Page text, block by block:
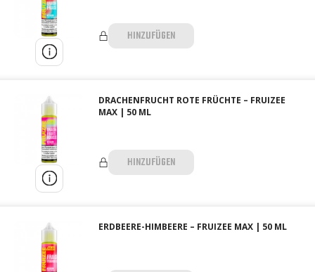
HINZUFÜGEN
DRACHENFRUCHT ROTE FRÜCHTE – FRUIZEE
MAX | 50 ML
HINZUFÜGEN
ERDBEERE-HIMBEERE – FRUIZEE MAX | 50 ML